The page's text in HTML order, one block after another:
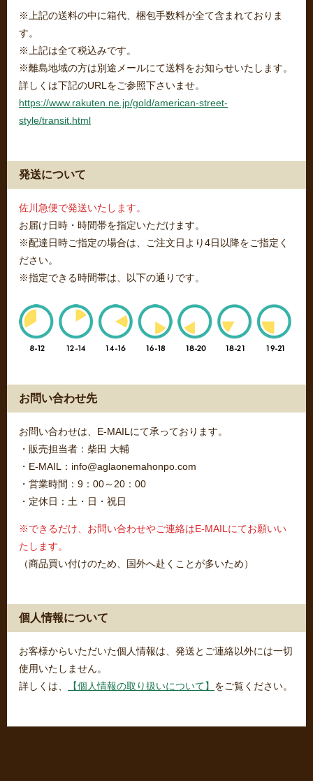
※上記の送料の中に箱代、梱包手数料が全て含まれておりま
す。
※上記は全て税込みです。
※離島地域の方は別途メールにて送料をお知らせいたします。
詳しくは下記のURLをご参照下さいませ。
https://www.rakuten.ne.jp/gold/american-street-
style/transit.html
発送について
佐川急便で発送いたします。
お届け日時・時間帯を指定いただけます。
※配達日時ご指定の場合は、ご注文日より4日以降をご指定く
ださい。
※指定できる時間帯は、以下の通りです。
お問い合わせ先
お問い合わせは、E-MAILにて承っております。
・販売担当者：柴田 大輔
・E-MAIL：info@aglaonemahonpo.com
・営業時間：9：00～20：00
・定休日：土・日・祝日
※できるだけ、お問い合わせやご連絡はE-MAILにてお願いい
たします。
（商品買い付けのため、国外へ赴くことが多いため）
個人情報について
お客様からいただいた個人情報は、発送とご連絡以外には一切
使用いたしません。
詳しくは、
【個人情報の取り扱いについて】 をご覧ください。